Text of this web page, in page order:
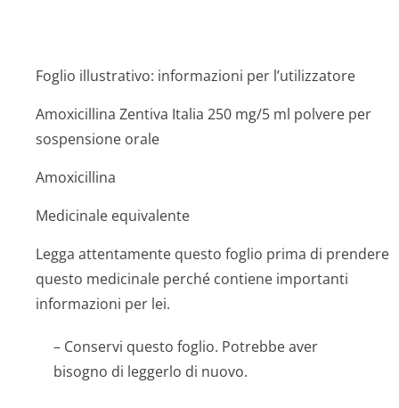
Foglio illustrativo: informazioni per l’utilizzatore
Amoxicillina Zentiva Italia 250 mg/5 ml polvere per
sospensione orale
Amoxicillina
Medicinale equivalente
Legga attentamente questo foglio prima di prendere
questo medicinale perché contiene importanti
informazioni per lei.
– Conservi questo foglio. Potrebbe aver
bisogno di leggerlo di nuovo.